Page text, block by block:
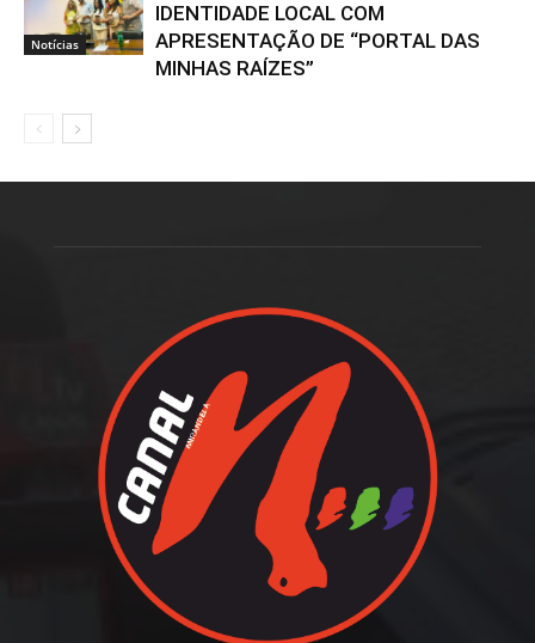
Notícias
IDENTIDADE LOCAL COM
APRESENTAÇÃO DE “PORTAL DAS
MINHAS RAÍZES”